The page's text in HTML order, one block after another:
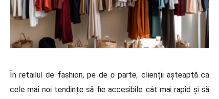
În retailul de fashion, pe de o parte, clienții așteaptă ca
cele mai noi tendințe să fie accesibile cât mai rapid și să